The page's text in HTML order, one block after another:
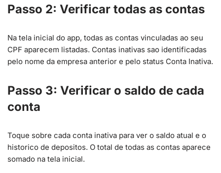
Passo 2: Verificar todas as contas
Na tela inicial do app, todas as contas vinculadas ao seu
CPF aparecem listadas. Contas inativas sao identificadas
pelo nome da empresa anterior e pelo status Conta Inativa.
Passo 3: Verificar o saldo de cada
conta
Toque sobre cada conta inativa para ver o saldo atual e o
historico de depositos. O total de todas as contas aparece
somado na tela inicial.